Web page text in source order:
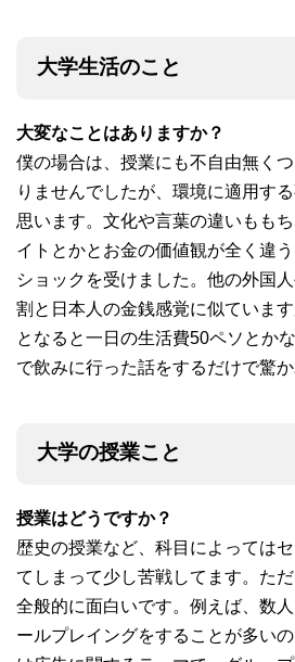
大学生活のこと
大変なことはありますか？
僕の場合は、授業にも不自由無く
りませんでしたが、環境に適用す
思います。文化や言葉の違いもも
イトとかとお金の価値観が全く違
ショックを受けました。他の外国
割と日本人の金銭感覚に似ていま
となると一日の生活費50ペソとか
で飲みに行った話をするだけで驚か
大学の授業こと
授業はどうですか？
歴史の授業など、科目によっては
てしまって少し苦戦してます。た
全般的に面白いです。例えば、数
ールプレイングをすることが多い